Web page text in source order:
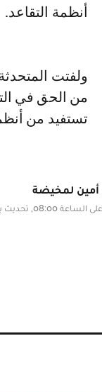
أنظمة التقاعد.
ولفتت
تستفيد من أنظمة التقاعد،
أمين لمخيضة